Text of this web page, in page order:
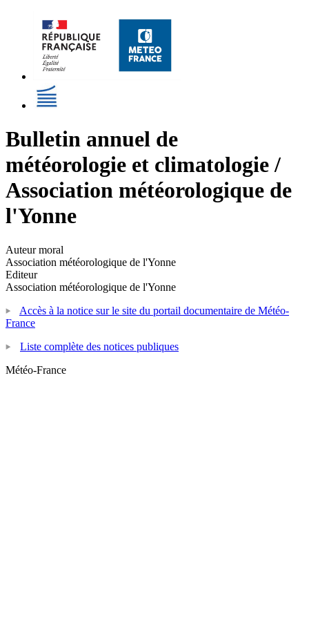
Bulletin annuel de
météorologie et climatologie /
Association météorologique de
l'Yonne
Auteur moral
Association météorologique de l'Yonne
Editeur
Association météorologique de l'Yonne
Accès à la notice sur le site du portail documentaire de Météo-
France
Liste complète des notices publiques
Météo-France